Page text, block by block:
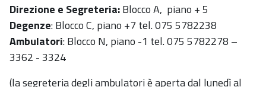
Direzione e Segreteria:Blocco A, piano + 5
Degenze: Blocco C, piano +7 tel. 075 5782238
Ambulatori: Blocco N, piano -1 tel. 075 5782278 –
3362 - 3324
(la segreteria degli ambulatori è aperta dal lunedì al